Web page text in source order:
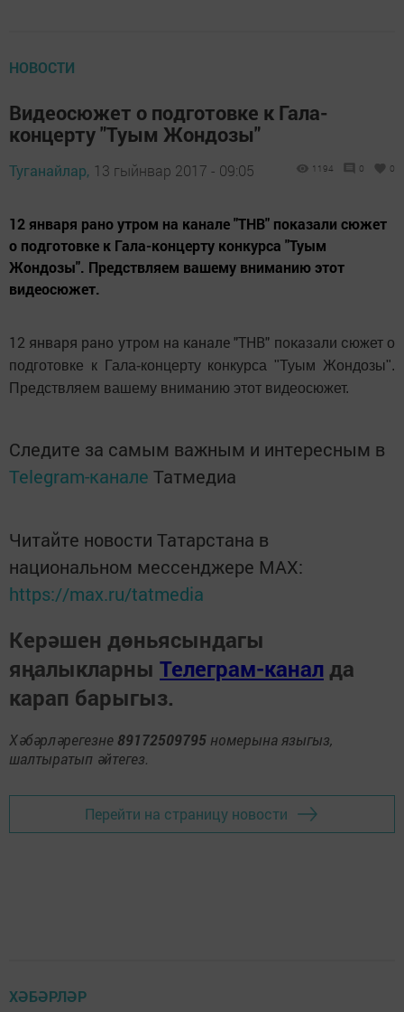
НОВОСТИ
Видеосюжет о подготовке к Гала-
концерту "Туым Жондозы"
Туганайлар, 13 гыйнвар 2017 - 09:05 1194 0 0
12 января рано утром на канале "ТНВ" показали сюжет
о подготовке к Гала-концерту конкурса "Туым
Жондозы". Предствляем вашему вниманию этот
видеосюжет.
12 января рано утром на канале "ТНВ" показали сюжет о
подготовке к Гала-концерту конкурса "Туым Жондозы".
Предствляем вашему вниманию этот видеосюжет.
Следите за самым важным и интересным в
Telegram-канале Татмедиа
Читайте новости Татарстана в
национальном мессенджере MАХ:
https://max.ru/tatmedia
Керәшен дөньясындагы
яңалыкларны Телеграм-канал да
карап барыгыз.
Хәбәрләрегезне 89172509795 номерына языгыз,
шалтыратып әйтегез.
Перейти на страницу новости
ХӘБӘРЛӘР